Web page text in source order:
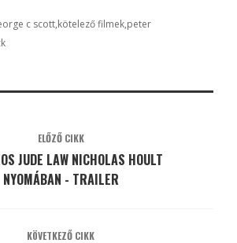
c scott kötelező filmek peter
ELŐZŐ CIKK
JUDE LAW NICHOLAS HOULT
NYOMÁBAN - TRAILER
KÖVETKEZŐ CIKK